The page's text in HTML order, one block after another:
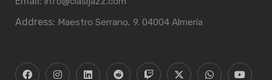
Address: Maestro Serrano, 9. 04004 Almería